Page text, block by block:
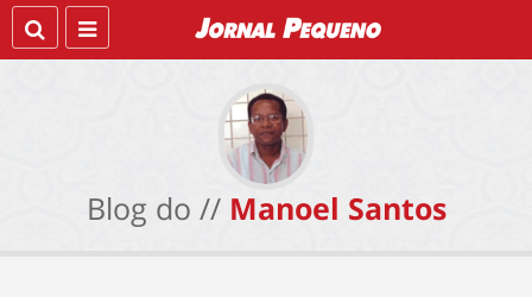
Blog do // Manoel Santos